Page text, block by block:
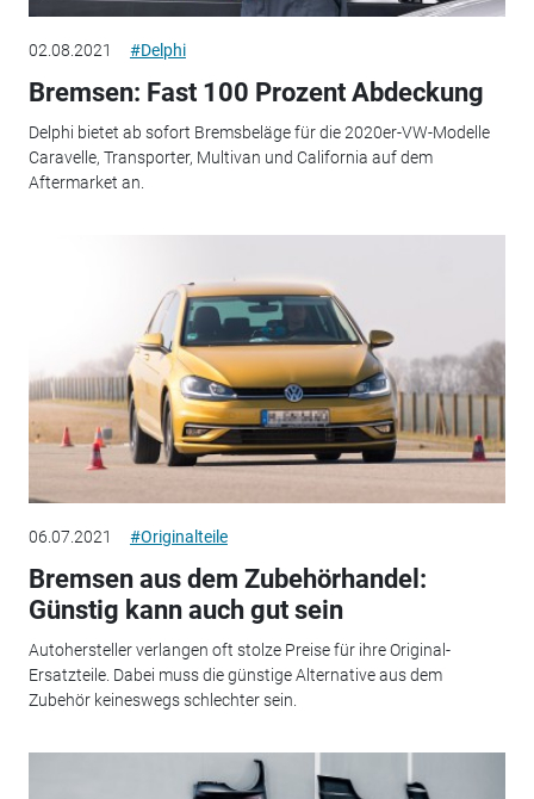
02.08.2021 #Delphi
Bremsen: Fast 100 Prozent Abdeckung
Delphi bietet ab sofort Bremsbeläge für die 2020er-VW-Modelle
Caravelle, Transporter, Multivan und California auf dem
Aftermarket an.
06.07.2021 #Originalteile
Bremsen aus dem Zubehörhandel:
Günstig kann auch gut sein
Autohersteller verlangen oft stolze Preise für ihre Original-
Ersatzteile. Dabei muss die günstige Alternative aus dem
Zubehör keineswegs schlechter sein.